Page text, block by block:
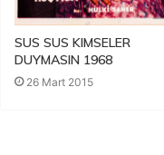
SUS SUS KIMSELER
DUYMASIN 1968
26 Mart 2015